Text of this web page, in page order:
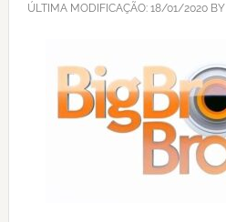
ÚLTIMA MODIFICAÇÃO: 18/01/2020BY